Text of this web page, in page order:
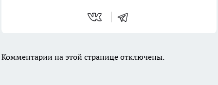
Комментарии на этой странице отключены.